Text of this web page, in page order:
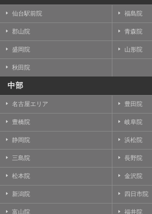
仙台駅前院 福島院
郡山院 青森院
盛岡院 山形院
秋田院
中部
名古屋エリア 豊田院
豊橋院 岐阜院
静岡院 浜松院
三島院 長野院
松本院 金沢院
新潟院 四日市院
富山院 福井院